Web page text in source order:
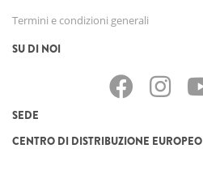
Termini e condizioni generali
SU DI NOI
SEDE
CENTRO DI DISTRIBUZIONE EUROPEO